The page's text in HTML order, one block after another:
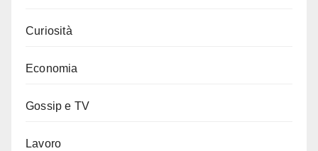
Curiosità
Economia
Gossip e TV
Lavoro